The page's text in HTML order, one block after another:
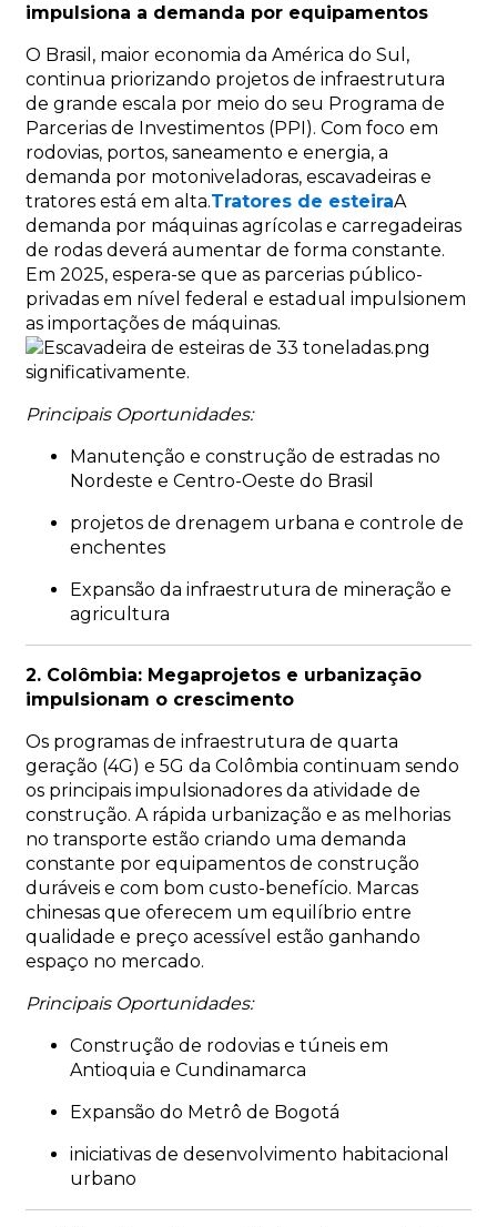
impulsiona a demanda por equipamentos
O Brasil, maior economia da América do Sul,
continua priorizando projetos de infraestrutura
de grande escala por meio do seu Programa de
Parcerias de Investimentos (PPI). Com foco em
rodovias, portos, saneamento e energia, a
demanda por motoniveladoras, escavadeiras e
tratores está em alta.Tratores de esteiraA
demanda por máquinas agrícolas e carregadeiras
de rodas deverá aumentar de forma constante.
Em 2025, espera-se que as parcerias público-
privadas em nível federal e estadual impulsionem
as importações de máquinas.
significativamente.
Principais Oportunidades:
Manutenção e construção de estradas no
Nordeste e Centro-Oeste do Brasil
projetos de drenagem urbana e controle de
enchentes
Expansão da infraestrutura de mineração e
agricultura
2. Colômbia: Megaprojetos e urbanização
impulsionam o crescimento
Os programas de infraestrutura de quarta
geração (4G) e 5G da Colômbia continuam sendo
os principais impulsionadores da atividade de
construção. A rápida urbanização e as melhorias
no transporte estão criando uma demanda
constante por equipamentos de construção
duráveis ​​e com bom custo-benefício. Marcas
chinesas que oferecem um equilíbrio entre
qualidade e preço acessível estão ganhando
espaço no mercado.
Principais Oportunidades:
Construção de rodovias e túneis em
Antioquia e Cundinamarca
Expansão do Metrô de Bogotá
iniciativas de desenvolvimento habitacional
urbano